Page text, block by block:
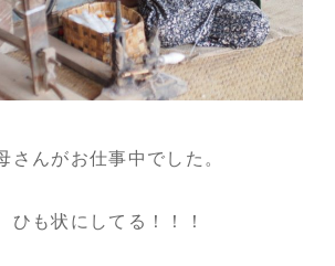
さんがお仕事中でした。
ひも状にしてる！！！